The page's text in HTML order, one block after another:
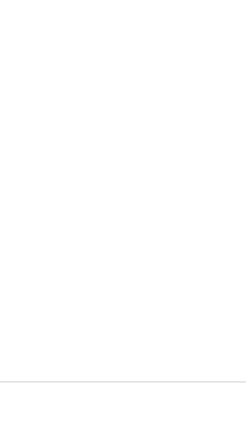
the benefit and save your
Budget tab. To make any
page.
or quote from the budget
removal appears.